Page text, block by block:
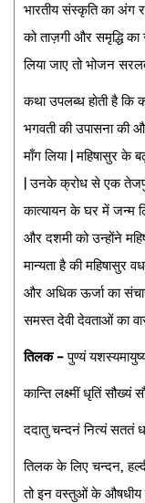
भारतीय संस्कृति का अंग
को ताज़गी और समृद्धि का
लिया जाए तो भोजन
कथा उपलब्ध होती है कि
भगवती की उपासना की
माँग लिया | महिषासुर के
| उनके क्रोध से एक
कात्यायन के घर में जन्म
और दशमी को उन्होंने
मान्यता है की महिषासुर
और अधिक ऊर्जा का संचार
समस्त देवी देवताओं का
तिलक –पुण्यं
कान्ति लक्ष्मीं धृतिं सौख्यं
ददातु चन्दनं नित्यं सततं
तिलक के लिए चन्दन,
तो इन वस्तुओं के औषधीय